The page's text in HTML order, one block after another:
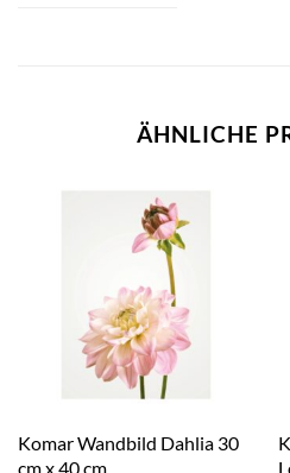
ÄHNLICHE
Komar Wandbild Dahlia 30
cm x 40 cm